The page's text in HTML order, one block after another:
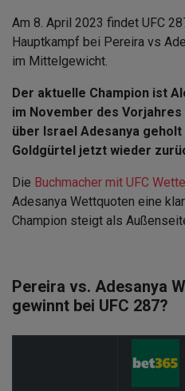
Am 8. April 2023 findet UFC
Hauptkampf bei Pereira vs
im Mittelgewicht.
Der aktuelle Champion ist
im November des
über Israel Adesanya
Goldgürtel jetzt wieder
Die Buchmacher mit UFC
Adesanya Wettquoten eine
Champion steigt als
Pereira vs. Adesanya
gewinnt bei UFC 287?